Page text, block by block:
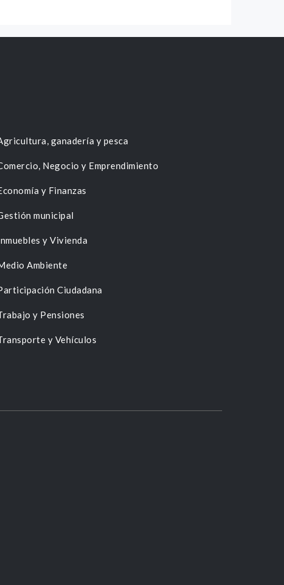
ganadería y pesca
Negocio y Emprendimiento
y Finanzas
municipal
y Vivienda
Ambiente
Ciudadana
y Pensiones
y Vehículos